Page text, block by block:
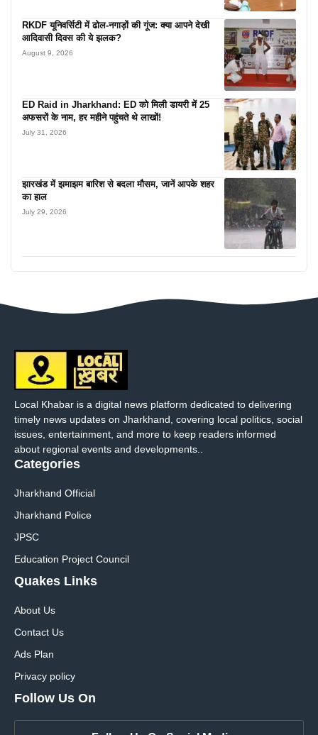
RKDF यूनिवर्सिटी में ढोल-नगाड़ों की गूंज: क्या आपने देखी
आदिवासी दिवस की ये झलक?
August 9, 2026
ED Raid in Jharkhand: ED को मिली डायरी में 25
अफसरों के नाम, हर महीने पहुंचते थे लाखों!
July 31, 2026
झारखंड में झमाझम बारिश से बदला मौसम, जानें आपके शहर
का हाल
July 29, 2026
Local Khabar is a digital news platform dedicated to delivering
timely news updates on Jharkhand, covering local politics, social
issues, entertainment, and more to keep readers informed
about regional events and developments..
Categories
Jharkhand Official
Jharkhand Police
JPSC
Education Project Council
Quakes Links
About Us
Contact Us
Ads Plan
Privacy policy
Follow Us On